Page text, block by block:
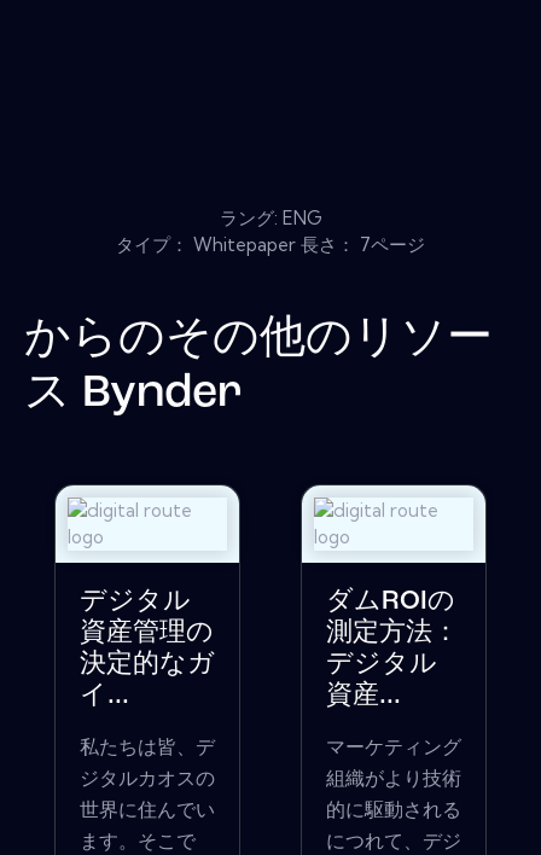
ラング: ENG
タイプ： Whitepaper 長さ： 7ページ
からのその他のリソー
ス Bynder
デジタル
資産管理の
決定的なガ
イ...
私たちは皆、デ
ジタルカオスの
世界に住んでい
ます。そこで
ダムROIの
測定方法：
デジタル
資産...
マーケティング
組織がより技術
的に駆動される
につれて、デジ